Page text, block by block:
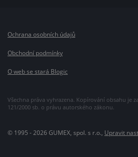
Všechna práva vyhrazena. Kopírování obsahu je
121/2000 sb. o právu autorského zákonu.
Ochrana osobních údajů
Obchodní podmínky
O web se stará Blogic
© 1995 - 2026 GUMEX, spol. s r.o., Upravit